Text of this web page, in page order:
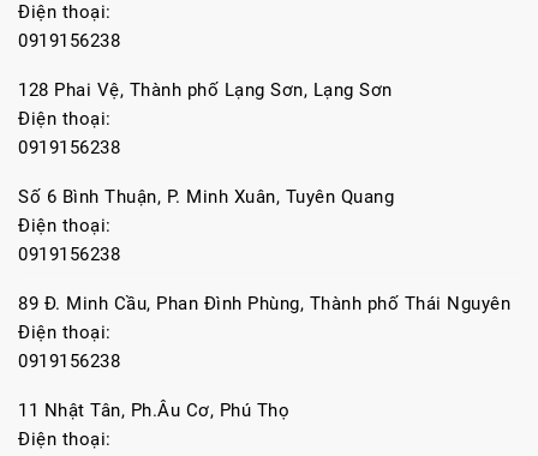
Điện thoại:
0919156238
128 Phai Vệ, Thành phố Lạng Sơn, Lạng Sơn
Điện thoại:
0919156238
Số 6 Bình Thuận, P. Minh Xuân, Tuyên Quang
Điện thoại:
0919156238
89 Đ. Minh Cầu, Phan Đình Phùng, Thành phố Thái Nguyên
Điện thoại:
0919156238
11 Nhật Tân, Ph.Âu Cơ, Phú Thọ
Điện thoại: